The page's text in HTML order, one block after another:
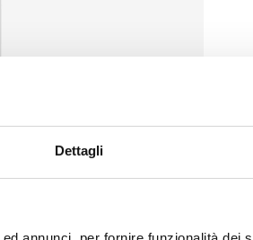
Dettagli